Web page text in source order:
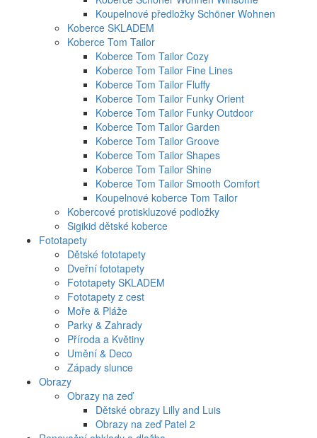
Koupelnové předložky Schöner Wohnen
Koberce SKLADEM
Koberce Tom Tailor
Koberce Tom Tailor Cozy
Koberce Tom Tailor Fine Lines
Koberce Tom Tailor Fluffy
Koberce Tom Tailor Funky Orient
Koberce Tom Tailor Funky Outdoor
Koberce Tom Tailor Garden
Koberce Tom Tailor Groove
Koberce Tom Tailor Shapes
Koberce Tom Tailor Shine
Koberce Tom Tailor Smooth Comfort
Koupelnové koberce Tom Tailor
Kobercové protiskluzové podložky
Sigikid dětské koberce
Fototapety
Dětské fototapety
Dveřní fototapety
Fototapety SKLADEM
Fototapety z cest
Moře & Pláže
Parky & Zahrady
Příroda a Květiny
Umění & Deco
Západy slunce
Obrazy
Obrazy na zeď
Dětské obrazy Lilly and Luis
Obrazy na zeď Patel 2